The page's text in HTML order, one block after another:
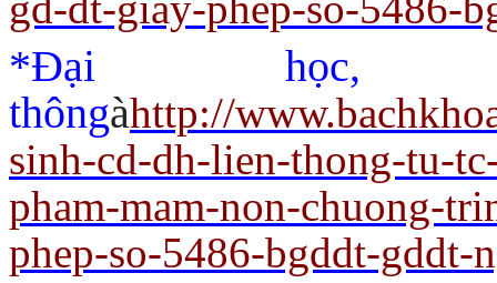
*Đại học,
thôngàhttp://
sinh-cd-dh-lien-thong-tu-
pham-mam-non-chuong-
phep-so-5486-bgddt-gddt-